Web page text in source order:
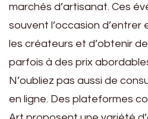
marchés d’artisanat. Ces
souvent l’occasion
les créateurs et d’obtenir
parfois à des prix
N’oubliez pas aussi de
en ligne. Des plateformes